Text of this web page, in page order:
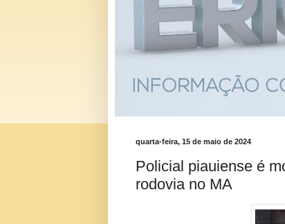
quarta-feira, 15 de maio de 2024
Policial piauiense é
rodovia no MA